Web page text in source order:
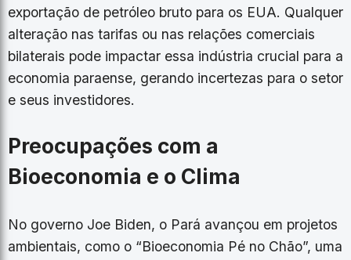
exportação de petróleo bruto para os EUA. Qualquer
alteração nas tarifas ou nas relações comerciais
bilaterais pode impactar essa indústria crucial para a
economia paraense, gerando incertezas para o setor
e seus investidores.
Preocupações com a
Bioeconomia e o Clima
No governo Joe Biden, o Pará avançou em projetos
ambientais, como o “Bioeconomia Pé no Chão”, uma